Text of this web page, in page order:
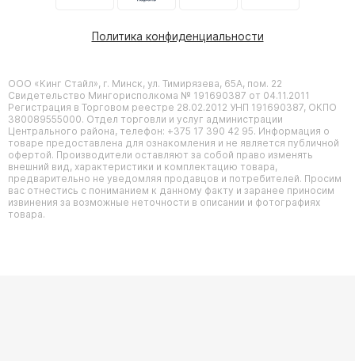
Политика конфиденциальности
ООО «Кинг Стайл», г. Минск, ул. Тимирязева, 65А, пом. 22
Свидетельство Мингорисполкома № 191690387 от 04.11.2011
Регистрация в Торговом реестре 28.02.2012 УНП 191690387, ОКПО
380089555000. Отдел торговли и услуг администрации
Центрального района, телефон: +375 17 390 42 95. Информация о
товаре предоставлена для ознакомления и не является публичной
офертой. Производители оставляют за собой право изменять
внешний вид, характеристики и комплектацию товара,
предварительно не уведомляя продавцов и потребителей. Просим
вас отнестись с пониманием к данному факту и заранее приносим
извинения за возможные неточности в описании и фотографиях
товара.